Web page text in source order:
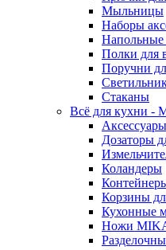
Мыльницы
Наборы
Напольные
Полки для
Поручни
Стаканы
Всё для кухни -
Дозаторы
Коландеры
Корзины
Кухонные
Ножи